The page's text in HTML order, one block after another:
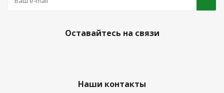
Оставайтесь на связи
Наши контакты